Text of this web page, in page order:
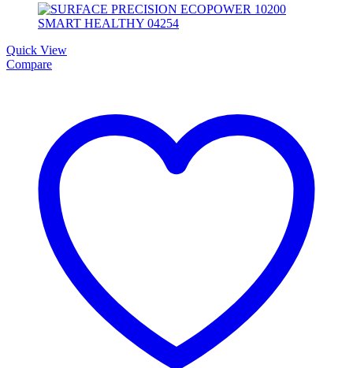
Quick View
Compare